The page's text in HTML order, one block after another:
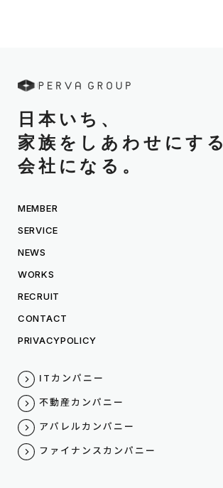
日本いち、
家族をしあわせにする
会社になる。
MEMBER
SERVICE
NEWS
WORKS
RECRUIT
CONTACT
PRIVACYPOLICY
ITカンパニー
不動産カンパニー
アパレルカンパニー
ファイナンスカンパニー